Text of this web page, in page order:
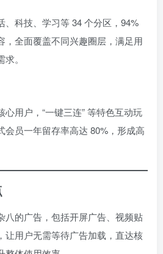
、科技、学习等 34 个分区，94%
，全面覆盖不同兴趣圈层，满足用
。
用户，“一键三连” 等特色互动玩
会员一年留存率高达 80%，形成高
八的广告，包括开屏广告、视频贴
让用户无需等待广告加载，直达核